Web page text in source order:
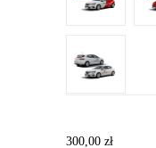
300,00 zł